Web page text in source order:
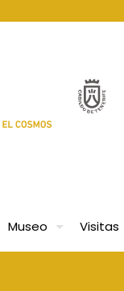
Museo Visitas